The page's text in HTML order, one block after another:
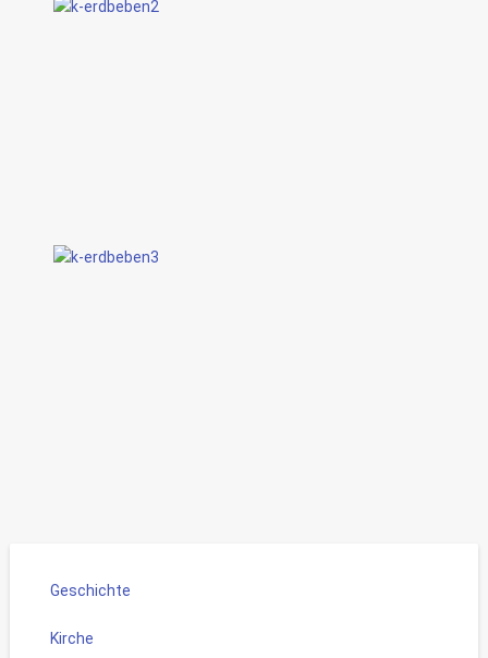
Geschichte
Kirche